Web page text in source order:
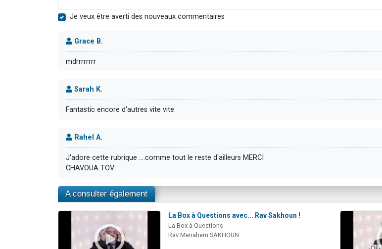
Je veux être averti des nouveaux commentaires
Grace B.
mdrrrrrrrr
Sarah K.
Fantastic encore d'autres vite vite
Rahel A.
J'adore cette rubrique ....comme tout le reste d'ailleurs MERCI
CHAVOUA TOV
A consulter également
La Box à Questions avec... Rav Sakhoun !
La Box à Questions
Rav Menahem SAKHOUN